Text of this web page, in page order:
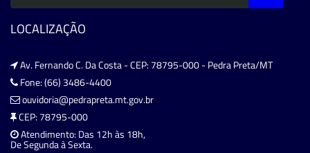
LOCALIZAÇÃO
Av. Fernando C. Da Costa - CEP: 78795-000 - Pedra Preta/MT
Fone: (66) 3486-4400
ouvidoria@pedrapreta.mt.gov.br
CEP: 78795-000
Atendimento: Das 12h às 18h,
De Segunda à Sexta.